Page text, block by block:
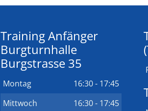
Training Anfänger
Burgturnhalle
Burgstrasse 35
Montag
16:30 - 17:45
Mittwoch
16:30 - 17:45